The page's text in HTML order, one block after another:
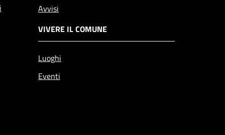
Avvisi
VIVERE IL COMUNE
Luoghi
Eventi